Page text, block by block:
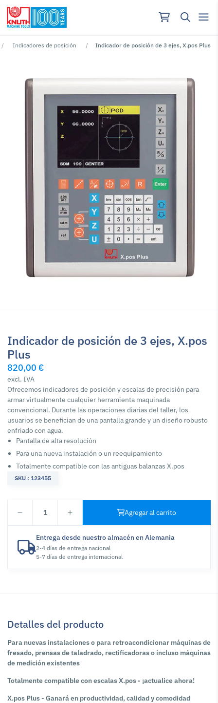
Indicadores de posición Indicador de posición de 3 ejes, X.pos Plus
Indicador de posición de 3 ejes, X.pos
Plus
820,00 €
excl. IVA
Ofrecemos indicadores de posición y escalas de precisión para
armar virtualmente cualquier herramienta maquinada
convencional. Durante las operaciones diarias del taller, los
usuarios se benefician de una pantalla grande y un diseño robusto
enfriado con agua.
Pantalla de alta resolución
Para una nueva instalación o un reequipamiento
Totalmente compatible con las antiguas balanzas X.pos
SKU : 123455
1 Agregar al carrito
Entrega desde nuestro almacén en Alemania
2-4 días de entrega nacional
5-7 días de entrega internacional
Detalles del producto
Para nuevas instalaciones o para retroacondicionar máquinas de
fresado, prensas de taladrado, rectificadoras o incluso máquinas
de medición existentes
Totalmente compatible con escalas X.pos - ¡actualice ahora!
X.pos Plus - Ganará en productividad, calidad y comodidad